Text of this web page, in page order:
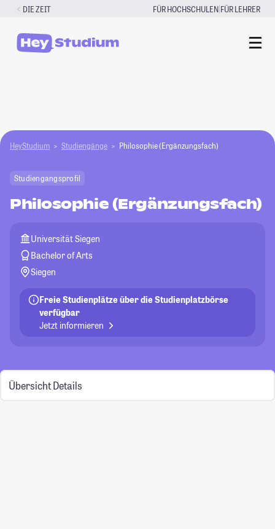
Zum
springen
DIE ZEIT FÜR HOCHSCHULEN|FÜR LEHRER
HeyStudium Studiengänge Philosophie (Ergänzungsfach)
Studiengangsprofil
Philosophie (Ergänzungsfach)
Universität Siegen
Bachelor of Arts
Siegen
Freie Studienplätze über die Studienplatzbörse
verfügbar
Jetzt informieren
Übersicht Details